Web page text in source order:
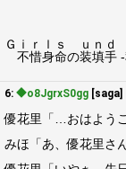
Ｇｉｒｌｓ ｕｎｄ
不惜身命の装填手
6: ◆o8JgrxS0gg [saga]
優花里「…おはよう
みほ「あ、優花里さ